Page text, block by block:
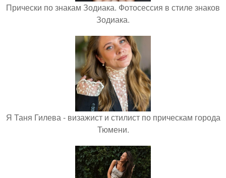
Прически по знакам Зодиака. Фотосессия в стиле знаков
Зодиака.
Я Таня Гилева - визажист и стилист по прическам города
Тюмени.